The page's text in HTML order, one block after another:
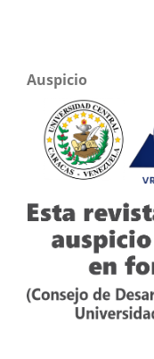
Auspicio